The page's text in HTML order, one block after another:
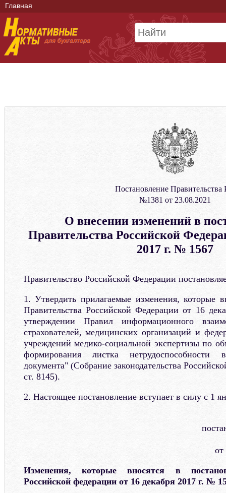
Главная
Постановление Правительства
№1381 от 23.08.2021
О внесении изменений в
Правительства Российской
2017 г. № 1567
Правительство Российской Федерации
1. Утвердить прилагаемые изменения, которые
Правительства Российской Федерации от 16
утверждении Правил информационного
страхователей, медицинских организаций и
учреждений медико-социальной экспертизы по
формирования листка нетрудоспособности
документа" (Собрание законодательства
ст. 8145).
2. Настоящее постановление вступает в силу с 1
от
Изменения, которые вносятся в
Российской федерации от 16 декабря 2017 г. №